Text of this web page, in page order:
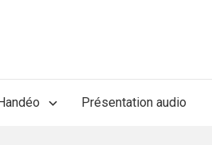
Présentation audio